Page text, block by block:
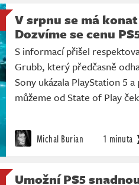
V srpnu se má
Dozvíme se cenu
S informací přišel
Grubb, který předčasně
Sony ukázala PlayStation 5
můžeme od State of Play
Michal Burian 1 minuta
Umožní PS5